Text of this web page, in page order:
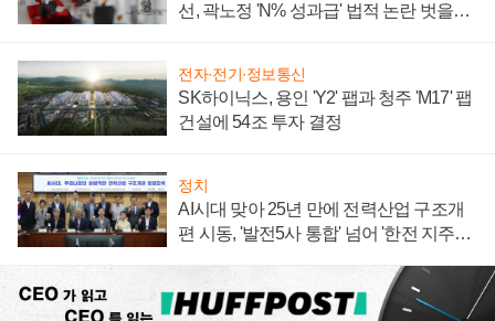
선, 곽노정 'N% 성과급' 법적 논란 벗을지
전자·전기·정보통신
SK하이닉스, 용인 'Y2' 팹과 청주 'M17' 팹
건설에 54조 투자 결정
정치
AI시대 맞아 25년 만에 전력산업 구조개
편 시동, '발전5사 통합' 넘어 '한전 지주사'